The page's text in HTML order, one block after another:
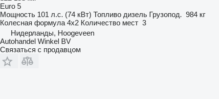
Euro 5
Мощность 101 л.с. (74 кВт) Топливо дизель Грузопод. 984 кг
Колесная формула 4x2 Количество мест 3
Нидерланды, Hoogeveen
Autohandel Winkel BV
Связаться с продавцом